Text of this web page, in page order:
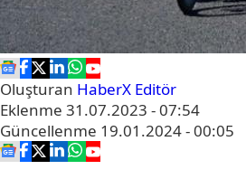
Oluşturan HaberX Editör
Eklenme 31.07.2023 - 07:54
Güncellenme 19.01.2024 - 00:05